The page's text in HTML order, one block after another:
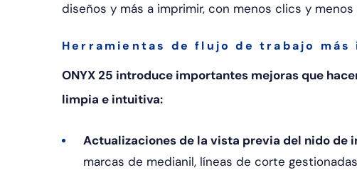
diseños y más a imprimir, con menos clics y menos
Herramientas de flujo de trabajo
ONYX 25 introduce importantes mejoras que
limpia e intuitiva:
Actualizaciones de la vista previa del nido de
marcas de medianil, líneas de corte